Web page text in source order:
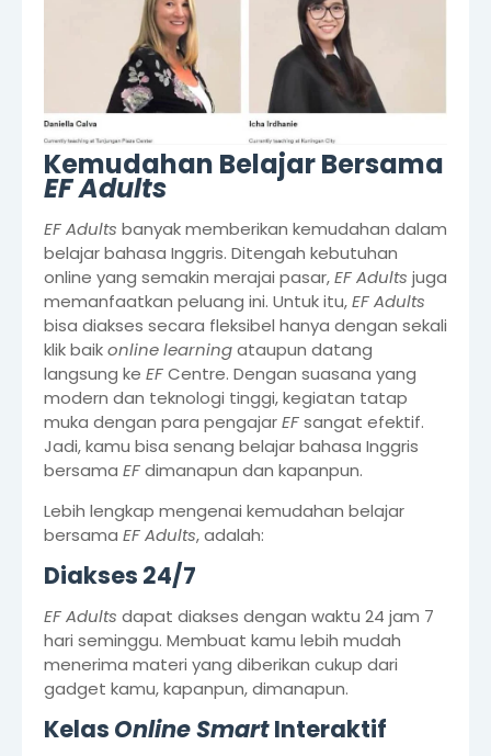
Kemudahan Belajar Bersama
EF Adults
EF Adults banyak memberikan kemudahan dalam
belajar bahasa Inggris. Ditengah kebutuhan
online yang semakin merajai pasar,EF Adults juga
memanfaatkan peluang ini. Untuk itu,EF Adults
bisa diakses secara fleksibel hanya dengan sekali
klik baikonline learningataupun datang
langsung ke EFCentre. Dengan suasana yang
modern dan teknologi tinggi, kegiatan tatap
muka dengan para pengajarEFsangat efektif.
Jadi, kamu bisa senang belajar bahasa Inggris
bersama EFdimanapun dan kapanpun.
Lebih lengkap mengenai kemudahan belajar
bersama EF Adults, adalah:
Diakses 24/7
EF Adults dapat diakses dengan waktu 24 jam 7
hari seminggu. Membuat kamu lebih mudah
menerima materi yang diberikan cukup dari
gadget kamu, kapanpun, dimanapun.
Kelas Online SmartInteraktif